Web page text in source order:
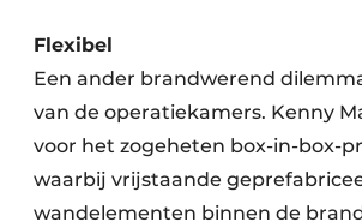
Flexibel
Een ander brandwerend
van de operatiekamers. Kenny
voor het zogeheten box-in-box-
waarbij vrijstaande
wandelementen binnen de